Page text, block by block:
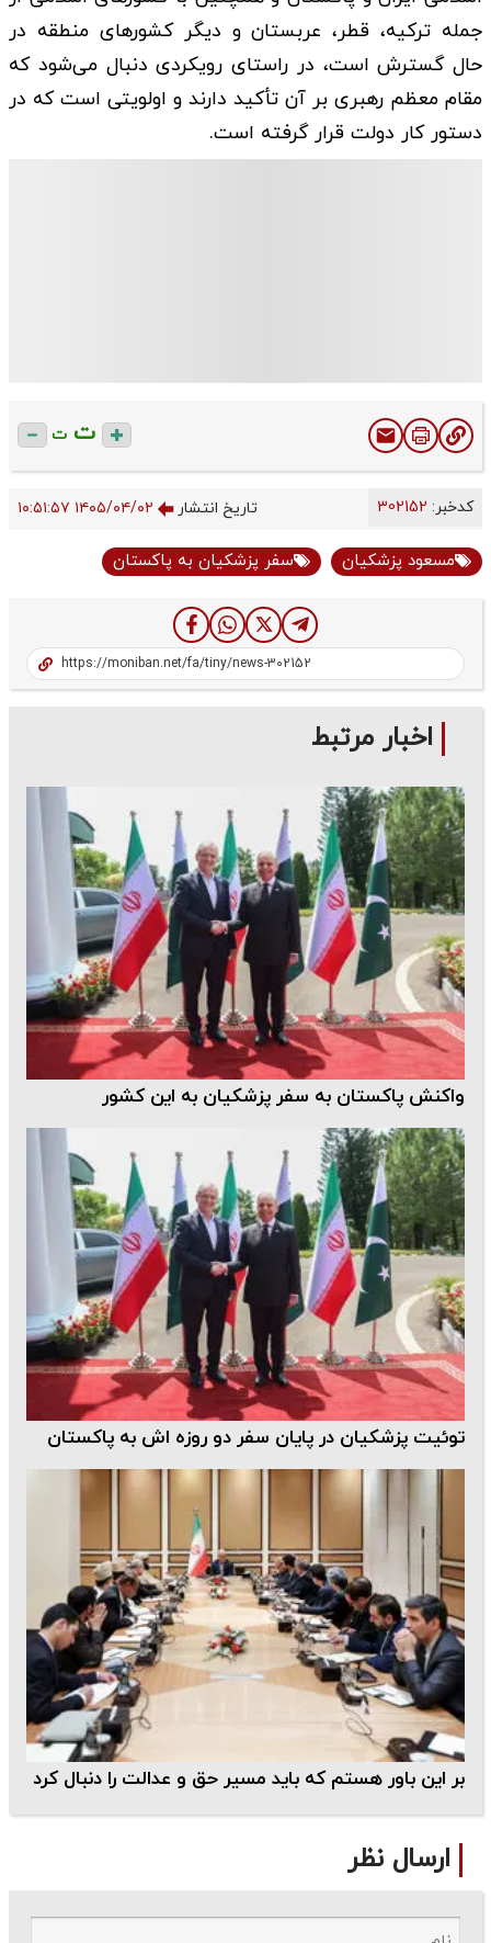
جمله ترکیه، قطر، عربستان و دیگر کشورهای منطقه در
حال گسترش است، در راستای رویکردی دنبال می‌شود که
مقام معظم رهبری بر آن تأکید دارند و اولویتی است که در
دستور کار دولت قرار گرفته است.
ت ت
کدخبر: تاریخ انتشار ۱۴۰۵/۰۴/۰۲ ۱۰:۵۱:۵۷
مسعود پزشکیان سفر پزشکیان به پاکستان
اخبار مرتبط
واکنش پاکستان به سفر پزشکیان به این کشور
توئیت پزشکیان در پایان سفر دو روزه اش به پاکستان
بر این باور هستم که باید مسیر حق و عدالت را دنبال کرد
ارسال نظر